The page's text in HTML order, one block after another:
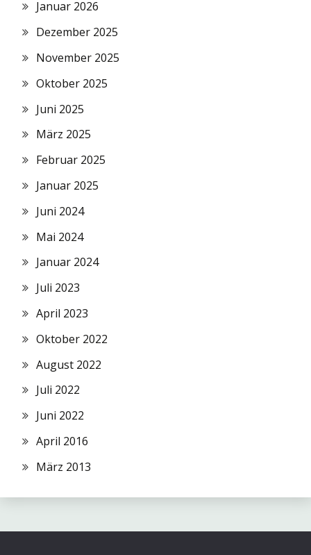
Januar 2026
Dezember 2025
November 2025
Oktober 2025
Juni 2025
März 2025
Februar 2025
Januar 2025
Juni 2024
Mai 2024
Januar 2024
Juli 2023
April 2023
Oktober 2022
August 2022
Juli 2022
Juni 2022
April 2016
März 2013